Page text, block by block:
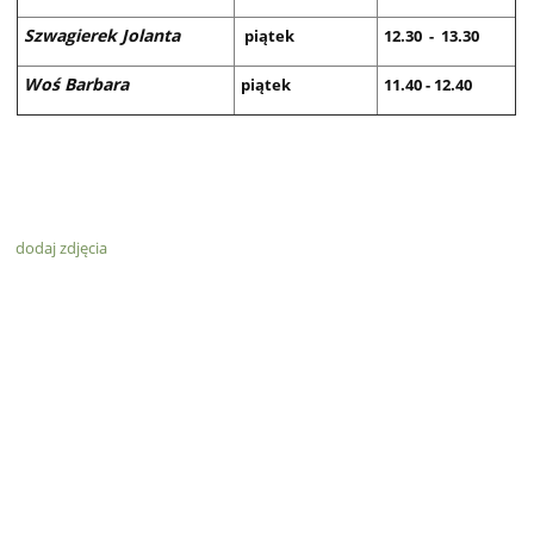
Szwagierek Jolanta piątek 12.30 - 13.30
Woś Barbara piątek 11.40 - 12.40
dodaj zdjęcia